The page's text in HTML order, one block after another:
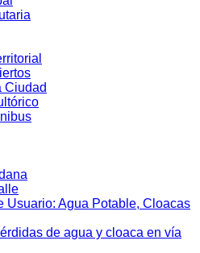
Ciudad
Usuario: Agua Potable, Cloacas
de agua y cloaca en vía